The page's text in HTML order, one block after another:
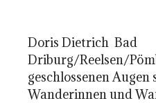
Doris Dietrich Bad
Driburg/Reelsen/
geschlossenen Augen
Wanderinnen und